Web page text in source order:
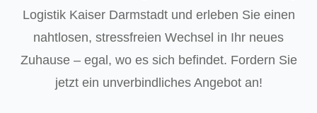
Logistik Kaiser Darmstadt und erleben Sie einen
nahtlosen, stressfreien Wechsel in Ihr neues
Zuhause – egal, wo es sich befindet. Fordern Sie
jetzt ein unverbindliches Angebot an!